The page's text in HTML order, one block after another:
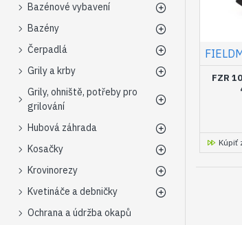
Bazénové vybavení
Bazény
Čerpadlá
Grily a krby
Grily, ohniště, potřeby pro
grilování
Hubová záhrada
Kosačky
Krovinorezy
Kvetináče a debničky
Ochrana a údržba okapů
FZR
Kúpiť